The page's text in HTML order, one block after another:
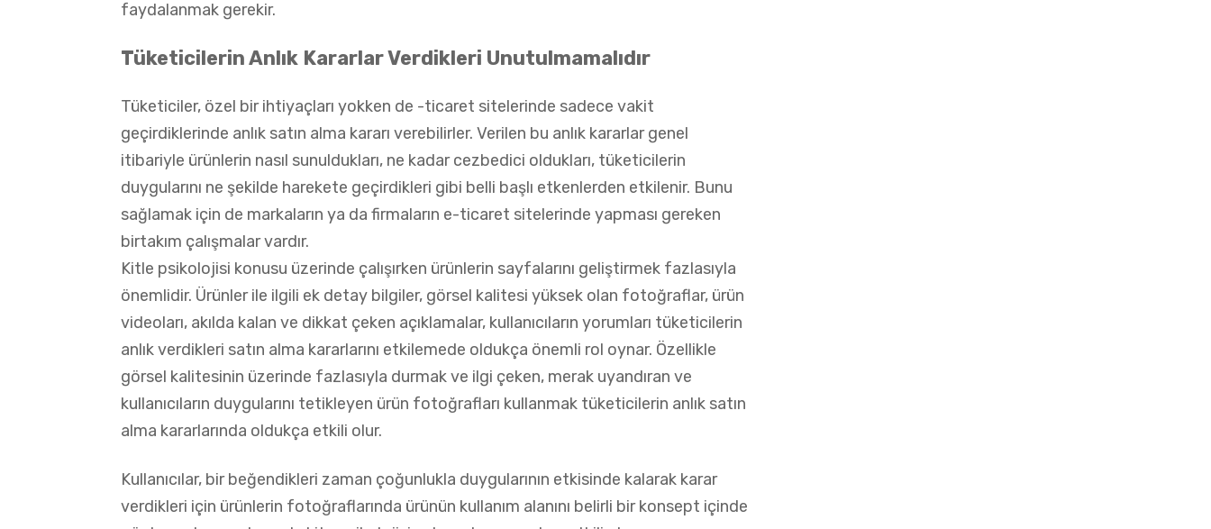
faydalanmak gerekir.
Tüketicilerin Anlık Kararlar Verdikleri Unutulmamalıdır
Tüketiciler, özel bir ihtiyaçları yokken de -ticaret sitelerinde sadece vakit
geçirdiklerinde anlık satın alma kararı verebilirler. Verilen bu anlık kararlar genel
itibariyle ürünlerin nasıl sunuldukları, ne kadar cezbedici oldukları, tüketicilerin
duygularını ne şekilde harekete geçirdikleri gibi belli başlı etkenlerden etkilenir. Bunu
sağlamak için de markaların ya da firmaların e-ticaret sitelerinde yapması gereken
birtakım çalışmalar vardır.
Kitle psikolojisi konusu üzerinde çalışırken ürünlerin sayfalarını geliştirmek fazlasıyla
önemlidir. Ürünler ile ilgili ek detay bilgiler, görsel kalitesi yüksek olan fotoğraflar, ürün
videoları, akılda kalan ve dikkat çeken açıklamalar, kullanıcıların yorumları tüketicilerin
anlık verdikleri satın alma kararlarını etkilemede oldukça önemli rol oynar. Özellikle
görsel kalitesinin üzerinde fazlasıyla durmak ve ilgi çeken, merak uyandıran ve
kullanıcıların duygularını tetikleyen ürün fotoğrafları kullanmak tüketicilerin anlık satın
alma kararlarında oldukça etkili olur.
Kullanıcılar, bir beğendikleri zaman çoğunlukla duygularının etkisinde kalarak karar
verdikleri için ürünlerin fotoğraflarında ürünün kullanım alanını belirli bir konsept içinde